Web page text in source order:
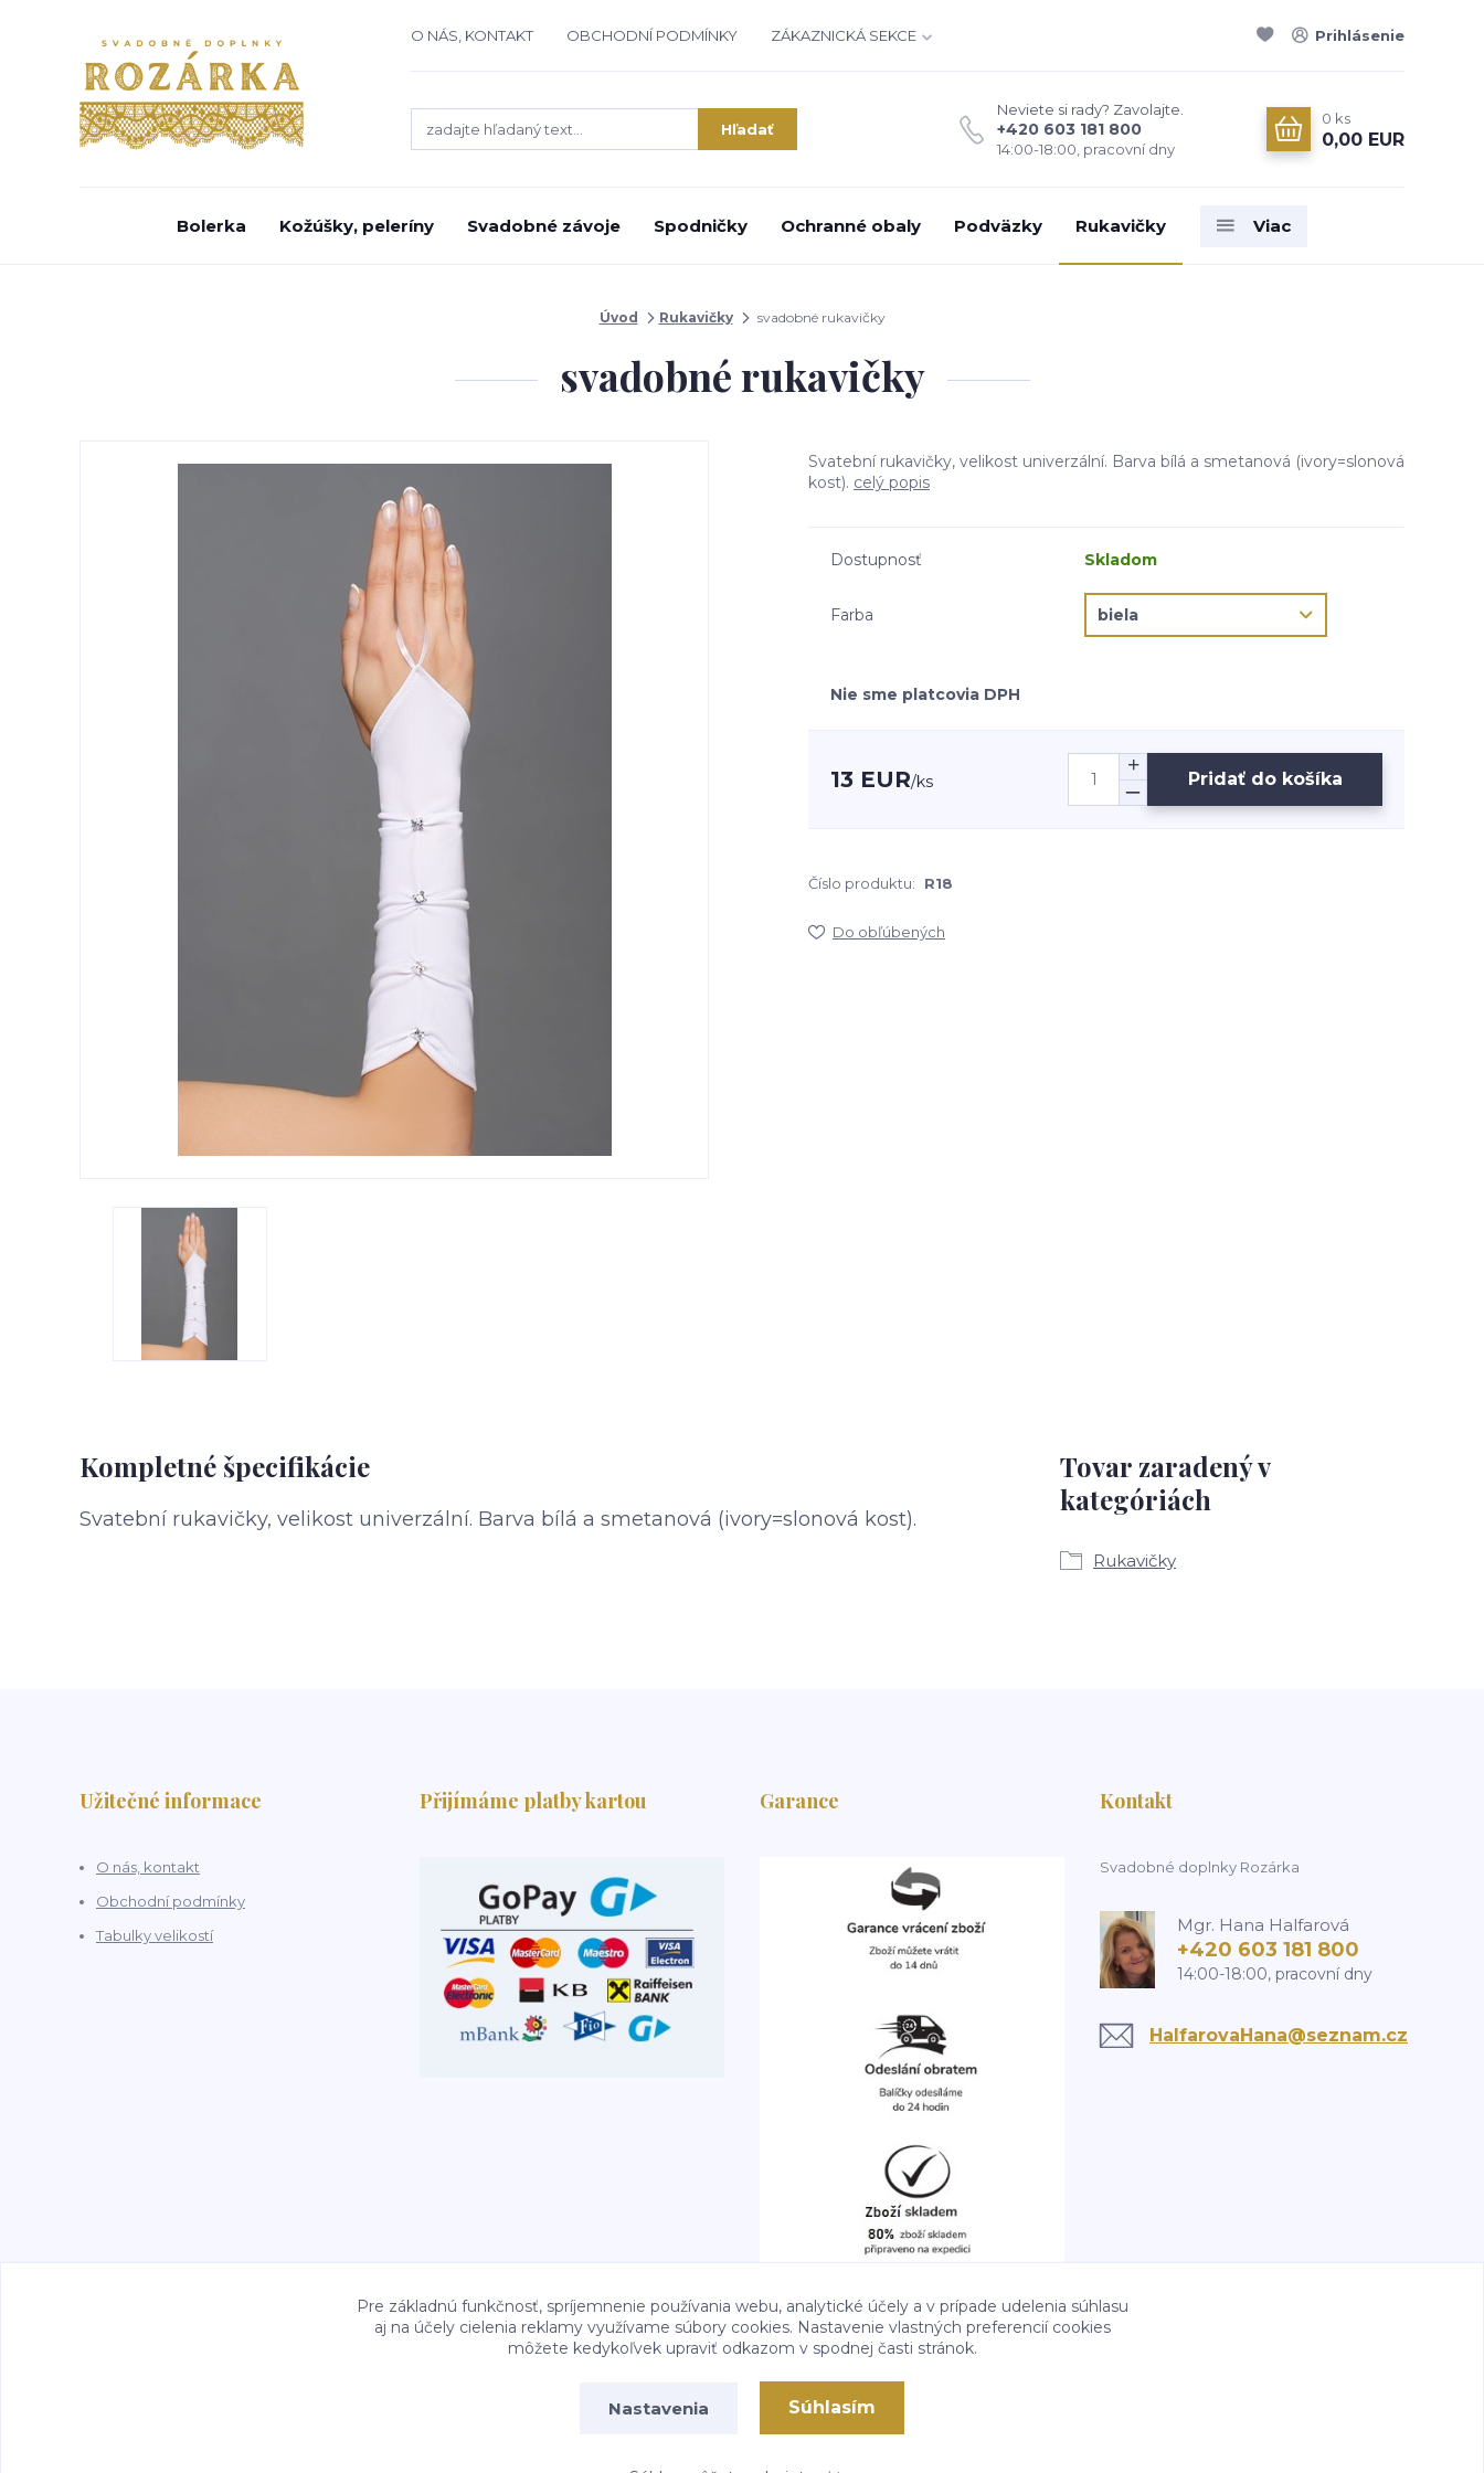
O NÁS, KONTAKT OBCHODNÍ PODMÍNKY ZÁKAZNICKÁ SEKCE Prihlásenie
Hľadať
Neviete si rady? Zavolajte.
+420 603 181 800
14:00-18:00, pracovní dny
0 ks
0,00 EUR
Bolerka Kožúšky, peleríny Svadobné závoje Spodničky Ochranné obaly Podväzky Rukavičky Viac
Úvod Rukavičky svadobné rukavičky
svadobné rukavičky
Svatební rukavičky, velikost univerzální. Barva bílá a smetanová (ivory=slonová
kost). celý popis
Dostupnosť Skladom
Farba
Nie sme platcovia DPH
13 EUR/ks Pridať do košíka
Číslo produktu: R18
Do obľúbených
Kompletné špecifikácie
Svatební rukavičky, velikost univerzální. Barva bílá a smetanová (ivory=slonová kost).
Tovar zaradený v
kategóriách
Rukavičky
Užitečné informace
O nás, kontakt
Obchodní podmínky
Tabulky velikostí
Přijímáme platby kartou Garance Kontakt
Svadobné doplnky Rozárka
Mgr. Hana Halfarová
+420 603 181 800
14:00-18:00, pracovní dny
HalfarovaHana@seznam.cz
Pre základnú funkčnosť, spríjemnenie používania webu, analytické účely a v prípade udelenia súhlasu
aj na účely cielenia reklamy využívame súbory cookies. Nastavenie vlastných preferencií cookies
môžete kedykoľvek upraviť odkazom v spodnej časti stránok.
Nastavenia Súhlasím